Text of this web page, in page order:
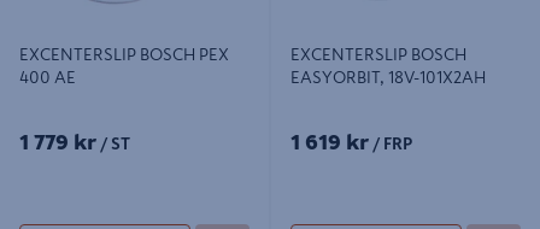
EXCENTERSLIP BOSCH PEX
400 AE
1 779 kr / ST
EXCENTERSLIP BOSCH
EASYORBIT, 18V-101X2AH
1 619 kr / FRP